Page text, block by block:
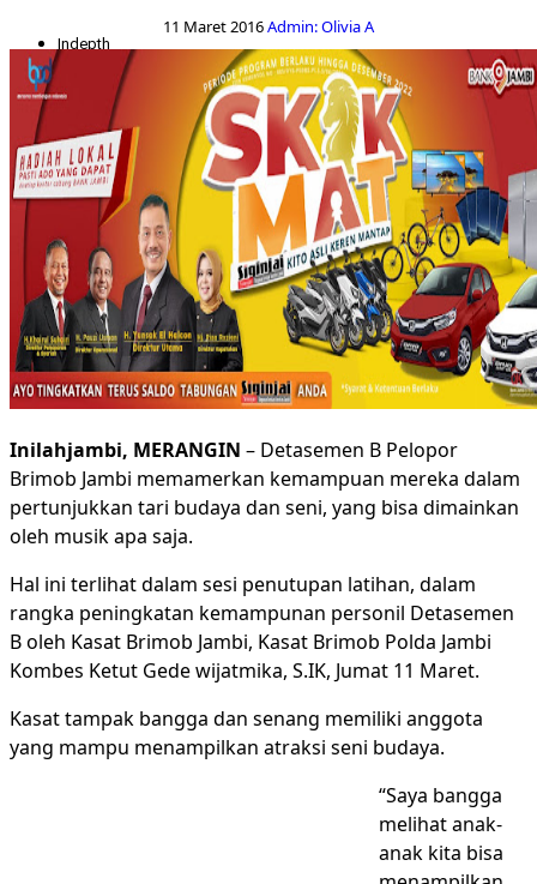
Indepth
Media Partner
Cari untuk:
11 Maret 2016Admin: Olivia A
Inilahjambi, MERANGIN – Detasemen B Pelopor
Brimob Jambi memamerkan kemampuan mereka dalam
pertunjukkan tari budaya dan seni, yang bisa dimainkan
oleh musik apa saja.
Hal ini terlihat dalam sesi penutupan latihan, dalam
rangka peningkatan kemampunan personil Detasemen
B oleh Kasat Brimob Jambi, Kasat Brimob Polda Jambi
Kombes Ketut Gede wijatmika, S.IK, Jumat 11 Maret.
Kasat tampak bangga dan senang memiliki anggota
yang mampu menampilkan atraksi seni budaya.
“Saya bangga
melihat anak-
anak kita bisa